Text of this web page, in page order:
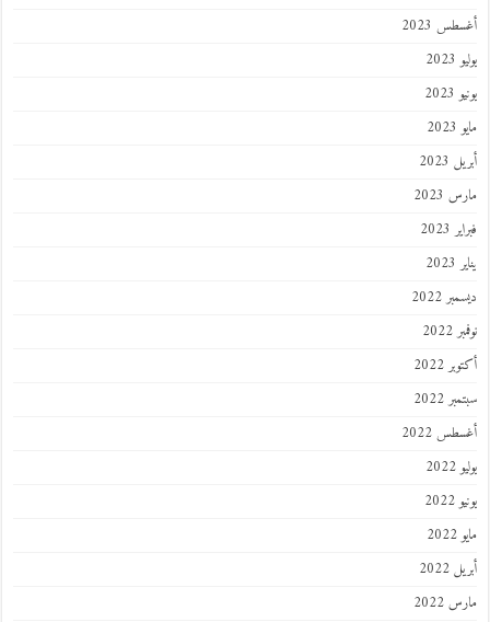
أغسطس 2023
يوليو 2023
يونيو 2023
مايو 2023
أبريل 2023
مارس 2023
فبراير 2023
يناير 2023
ديسمبر 2022
نوفمبر 2022
أكتوبر 2022
سبتمبر 2022
أغسطس 2022
يوليو 2022
يونيو 2022
مايو 2022
أبريل 2022
مارس 2022